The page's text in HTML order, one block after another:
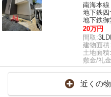
南海本
地下鉄
地下鉄
20万円
間取:
建物面積:
土地面積:
敷金/礼
近くの